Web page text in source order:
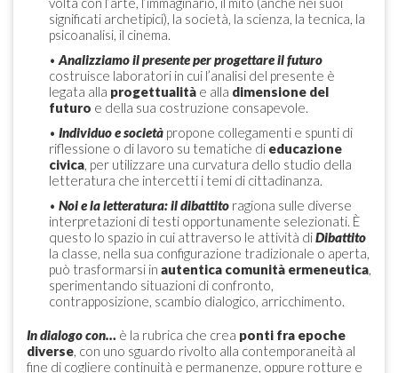
significati archetipici), la società, la scienza, la tecnica, la
psicoanalisi, il cinema.
• Analizziamo il presente per progettare il futuro
costruisce laboratori in cui l’analisi del presente è
legata alla progettualità e alla dimensione del
futuro e della sua costruzione consapevole.
• Individuo e società propone collegamenti e spunti di
riflessione o di lavoro su tematiche di educazione
civica, per utilizzare una curvatura dello studio della
letteratura che intercetti i temi di cittadinanza.
• Noi e la letteratura: il dibattito ragiona sulle diverse
interpretazioni di testi opportunamente selezionati. È
questo lo spazio in cui attraverso le attività diDibattito
la classe, nella sua configurazione tradizionale o aperta,
può trasformarsi in autentica comunità ermeneutica,
sperimentando situazioni di confronto,
contrapposizione, scambio dialogico, arricchimento.
In dialogo con… è la rubrica che crea ponti fra epoche
diverse, con uno sguardo rivolto alla contemporaneità al
fine di cogliere continuità e permanenze, oppure rotture e